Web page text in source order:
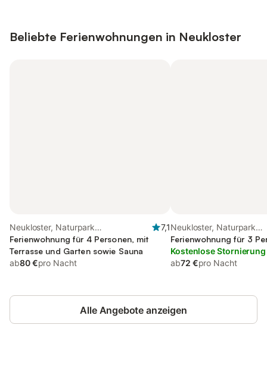
Beliebte Ferienwohnungen in Neukloster
Neukloster, Naturpark
Nossentiner/Schwinzer Heide
7,1
Ferienwohnung für 4 Personen, mit
Terrasse und Garten sowie Sauna
ab80 €pro Nacht
Neukloster, Naturpark
Nossentiner/Schwinzer
Ferienwohnung für 3
Kostenlose Stornierung
ab72 €pro Nacht
Alle Angebote anzeigen